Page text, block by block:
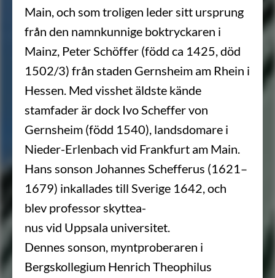
Main, och som troligen leder sitt ursprung
från den namnkunnige boktryckaren i
Mainz, Peter Schöffer (född ca 1425, död
1502/3) från staden Gernsheim am Rhein i
Hessen. Med visshet äldste kände
stamfader är dock Ivo Scheffer von
Gernsheim (född 1540), landsdomare i
Nieder-Erlenbach vid Frankfurt am Main.
Hans sonson Johannes Schefferus (1621–
1679) inkallades till Sverige 1642, och
blev professor skyttea-
nus vid Uppsala universitet.
Dennes sonson, myntproberaren i
Bergskollegium Henrich Theophilus